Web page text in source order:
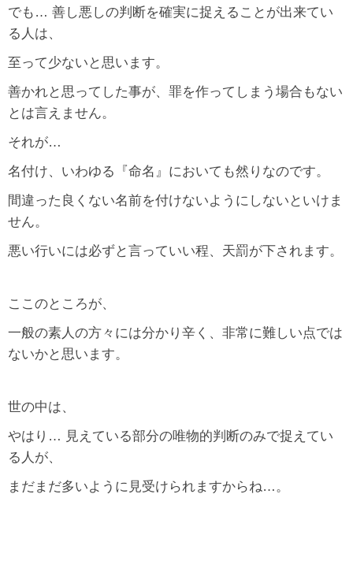
でも… 善し悪しの判断を確実に捉えることが出来てい
る人は、
至って少ないと思います。
善かれと思ってした事が、罪を作ってしまう場合もない
とは言えません。
それが…
名付け、いわゆる『命名』においても然りなのです。
間違った良くない名前を付けないようにしないといけま
せん。
悪い行いには必ずと言っていい程、天罰が下されます。
ここのところが、
一般の素人の方々には分かり辛く、非常に難しい点では
ないかと思います。
世の中は、
やはり… 見えている部分の唯物的判断のみで捉えてい
る人が、
まだまだ多いように見受けられますからね…。